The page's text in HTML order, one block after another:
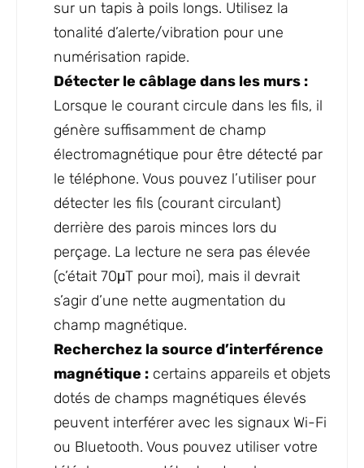
sur un tapis à poils longs. Utilisez la
tonalité d’alerte/vibration pour une
numérisation rapide.
Détecter le câblage dans les murs :
Lorsque le courant circule dans les fils, il
génère suffisamment de champ
électromagnétique pour être détecté par
le téléphone. Vous pouvez l’utiliser pour
détecter les fils (courant circulant)
derrière des parois minces lors du
perçage. La lecture ne sera pas élevée
(c’était 70μT pour moi), mais il devrait
s’agir d’une nette augmentation du
champ magnétique.
Recherchez la source d’interférence
magnétique : certains appareils et objets
dotés de champs magnétiques élevés
peuvent interférer avec les signaux Wi-Fi
ou Bluetooth. Vous pouvez utiliser votre